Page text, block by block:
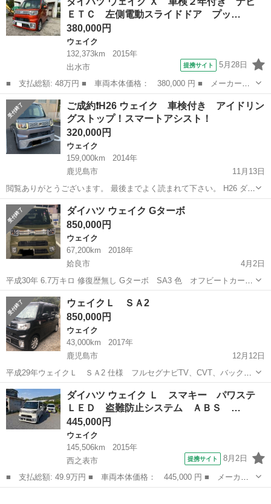
出現していた ジモティからの以下の ※この投稿は特に問い合わせが多
いため 返信がない...ＥＴＣ 左側電動スライドドア プッ…
380,000円
ウェイク
132,373km
2015年
出水市
提携サイト 5月28日
■ 支払総額: 48万円 ■ 車両本体価格： 380,000 円 ■ メーカー
名： ダイハツ ■ 車種名： ウェイク ■ グレード名： Ｘ 車検
２年付き ナビ ＥＴＣ 左側電動スライドドア プッシュスター
ト アイドリングス...
鹿児島 出水市 ウェイク
ご成約❗️H26 ウェイク 車検付き アイドリン
グストップ！スマートアシスト！
320,000円
ウェイク
159,000km
2014年
鹿児島市
11月13日
閲覧ありがとうございます。 最後までよく読まれて下さい。 H26 ダイ
ハツ ウェイク グレー 159000km アイドリングストップ スマートア
シスト（正確な名称などは分かりませんので、現車確認の時確認して
下さい。）写真5...
鹿児島 鹿児島市 ウェイク エレメント
ダイハツ ウェイク Gターボ
850,000円
ウェイク
67,200km
2018年
姶良市
4月2日
平成30年 6.7万キロ 修復歴無し Gターボ SA3 色 オフビートカーキ
メタリック 車検 5年12月 スマートキー 社外ナビ ステアリングリモ
コン 地デジ フルセグ Bluetoothオーディオ バックカメラ ETC ...
鹿児島 姶良市 ウェイク
ウェイクＬ ＳＡ2
850,000円
ウェイク
43,000km
2017年
鹿児島市
12月12日
平成29年ウェイクＬ ＳＡ2 仕様 フルセグナビTV、CVT、バックカ
メラ、両側電動スライドドア、ETC、アイドリングストップ、ブレー
キサポート、 LEDライト
鹿児島 鹿児島市 ウェイク アイドリングストップ
ダイハツ ウェイク Ｌ スマキー パワステ
ＬＥＤ 盗難防止システム ＡＢＳ …
445,000円
ウェイク
145,506km
2015年
西之表市
提携サイト 8月2日
■ 支払総額: 49.9万円 ■ 車両本体価格： 445,000 円 ■ メーカー
名： ダイハツ ■ 車種名： ウェイク ■ グレード名： Ｌ スマ